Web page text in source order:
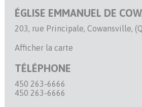
ÉGLISE EMMANUEL DE
203, rue Principale, Cowansville,
Afficher la carte
TÉLÉPHONE
450 263-6666
450 263-6666